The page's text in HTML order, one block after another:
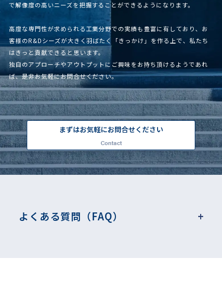
で解像度の高いニーズを把握することができるようになります。
高度な専門性が求められる工業分野での実績も豊富に有しており、お
客様のR&Dシーズが大きく羽ばたく「きっかけ」を作る上で、私たち
はきっと貢献できると思います。
独自のアプローチやアウトプットにご興味をお持ち頂けるようであれ
ば、是非お気軽にお問合せください。
まずはお気軽にお問合せください
Contact
よくある質問（FAQ）